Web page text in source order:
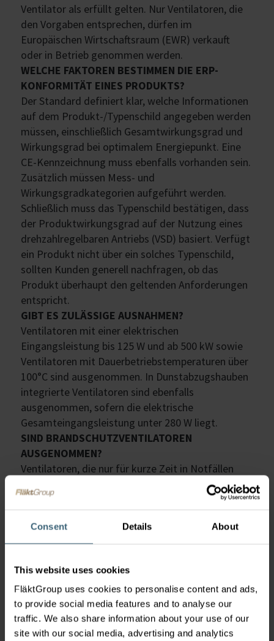
Consent Details About
This website uses cookies
FläktGroup uses cookies to personalise content and ads,
to provide social media features and to analyse our
traffic. We also share information about your use of our
site with our social media, advertising and analytics
Ventilator als erfüllt gelten. Nur Ventilatoren, die
den Vorgaben entsprechen, dürfen im
Europäischen Wirtschaftsraum (EWR) verkauft
oder in Betrieb genommen werden.
WELCHE FAKTOREN BESTIMMEN DIE ERP-
KONFORMITÄT EINES PRODUKTS?
Der Standard definiert klar, welche Informationen
auf dem Produkt-/Typenschild angegeben werden
müssen, einschließlich Gesamtwirkungsgrad und
Wirkungsgrad bei optimalem Energiepunkt. Eine
CE-Kennzeichnung muss ebenfalls vorhanden sein.
Zusätzlich müssen Mess- und
Wirkungsgradkategorien aufgeführt werden.
Schließlich muss das Typenschild bestätigen, dass
der Produktwirkungsgrad auf der Nutzung eines
drehzahlregelbaren Antriebs (VSD) basiert. Verfügt
ein Produkt nicht über ein solches Typenschild,
sollten Kunden generell nachfragen, ob das
Produkt überhaupt den geltenden Anforderungen
entspricht.
GIBT ES ZULÄSSIGE AUSNAHMEN?
Ventilatoren mit einer elektrischen
Eingangsleistung bis 125 W und ab 500 kW sowie
Ventilatoren mit Dauerbetriebstemperaturen über
100°C sind ausgenommen. In Dunstabzugshauben
integrierte Ventilatoren sind ebenfalls
ausgenommen, sofern die elektrische
Gesamteingangsleistung unter 280 W liegt.
SIND BRANDSCHUTZVENTILATOREN
AUSGENOMMEN?
Ventilatoren, die nur für kurze Zeit in Notfällen
eingesetzt werden, sind ausgenommen. Erfüllt der
Ventilator jedoch zwei Funktionen – wenn er z.B.
muss er den Vorgaben entsprechen, wobei 5%
unter dem FMEG-Ziel bereits in 2015 gefordert
WIE LAUTEN DIE TATSÄCHLICHEN FMEG-
WERTE?
Der FMEG-Zielwert für einen wandmontierten
Axialventilator vom Typ A ist FMEG40. Für einen
Ventilator, der zu einem kanalmontierten System